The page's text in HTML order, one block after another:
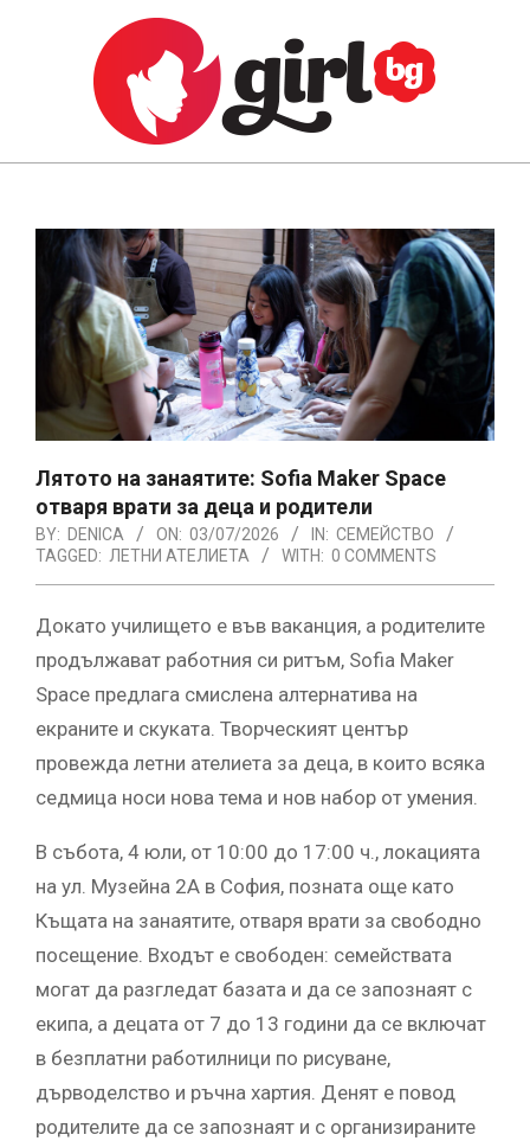
GIRL.BG
Navigation
Лятото на занаятите: Sofia Maker Space
отваря врати за деца и родители
BY: DENICA ON: 03/07/2026 IN: СЕМЕЙСТВО
TAGGED: ЛЕТНИ АТЕЛИЕТА WITH: 0 COMMENTS
Докато училището е във ваканция, а родителите
продължават работния си ритъм, Sofia Maker
Space предлага смислена алтернатива на
екраните и скуката. Творческият център
провежда летни ателиета за деца, в които всяка
седмица носи нова тема и нов набор от умения.
В събота, 4 юли, от 10:00 до 17:00 ч., локацията
на ул. Музейна 2А в София, позната още като
Къщата на занаятите, отваря врати за свободно
посещение. Входът е свободен: семействата
могат да разгледат базата и да се запознаят с
екипа, а децата от 7 до 13 години да се включат
в безплатни работилници по рисуване,
дърводелство и ръчна хартия. Денят е повод
родителите да се запознаят и с организираните